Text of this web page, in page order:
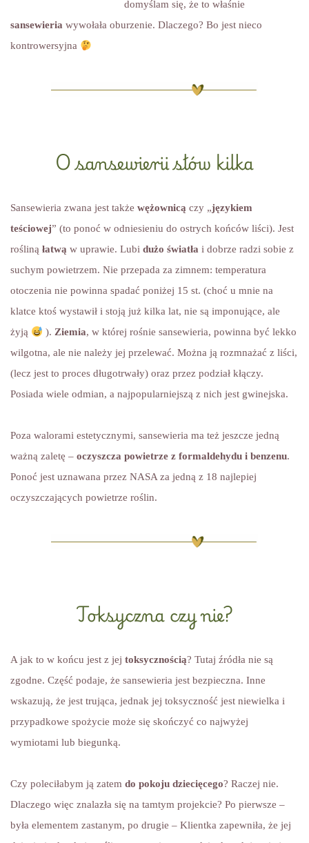
domyślam się, że to właśnie
sansewieria wywołała oburzenie. Dlaczego? Bo jest nieco
kontrowersyjna
O sansewierii słów kilka
Sansewieria zwana jest także wężownicą czy „językiem
teściowej” (to ponoć w odniesieniu do ostrych końców liści). Jest
rośliną łatwą w uprawie. Lubi dużo światła i dobrze radzi sobie z
suchym powietrzem. Nie przepada za zimnem: temperatura
otoczenia nie powinna spadać poniżej 15 st. (choć u mnie na
klatce ktoś wystawił i stoją już kilka lat, nie są imponujące, ale
żyją
). Ziemia, w której rośnie sansewieria, powinna być lekko
wilgotna, ale nie należy jej przelewać. Można ją rozmnażać z liści,
(lecz jest to proces długotrwały) oraz przez podział kłączy.
Posiada wiele odmian, a najpopularniejszą z nich jest gwinejska.
Poza walorami estetycznymi, sansewieria ma też jeszcze jedną
ważną zaletę – oczyszcza powietrze z formaldehydu i benzenu.
Ponoć jest uznawana przez NASA za jedną z 18 najlepiej
oczyszczających powietrze roślin.
Toksyczna czy nie?
A jak to w końcu jest z jej toksycznością? Tutaj źródła nie są
zgodne. Część podaje, że sansewieria jest bezpieczna. Inne
wskazują, że jest trująca, jednak jej toksyczność jest niewielka i
przypadkowe spożycie może się skończyć co najwyżej
wymiotami lub biegunką.
Czy poleciłabym ją zatem do pokoju dziecięcego? Raczej nie.
Dlaczego więc znalazła się na tamtym projekcie? Po pierwsze –
była elementem zastanym, po drugie – Klientka zapewniła, że jej